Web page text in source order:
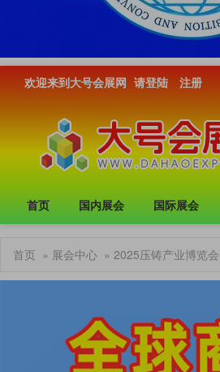
欢迎来到大号会展网 请登陆 注册
首页 国内展会 国际展会
首页 » 展会中心 » 2025压铸产业博览会